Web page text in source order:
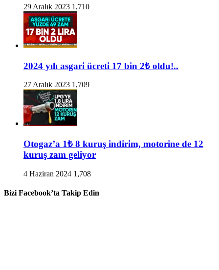
29 Aralık 2023 1,710
2024 yılı asgari ücreti 17 bin 2₺ oldu!..
27 Aralık 2023 1,709
Otogaz’a 1₺ 8 kuruş indirim, motorine de 12
kuruş zam geliyor
4 Haziran 2024 1,708
Bizi Facebook’ta Takip Edin